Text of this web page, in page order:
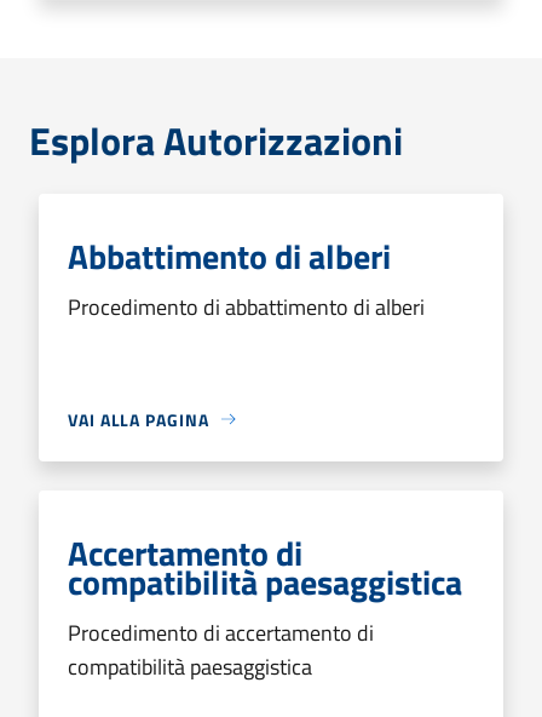
Esplora Autorizzazioni
Abbattimento di alberi
Procedimento di abbattimento di alberi
VAI ALLA PAGINA
Accertamento di
compatibilità paesaggistica
Procedimento di accertamento di
compatibilità paesaggistica